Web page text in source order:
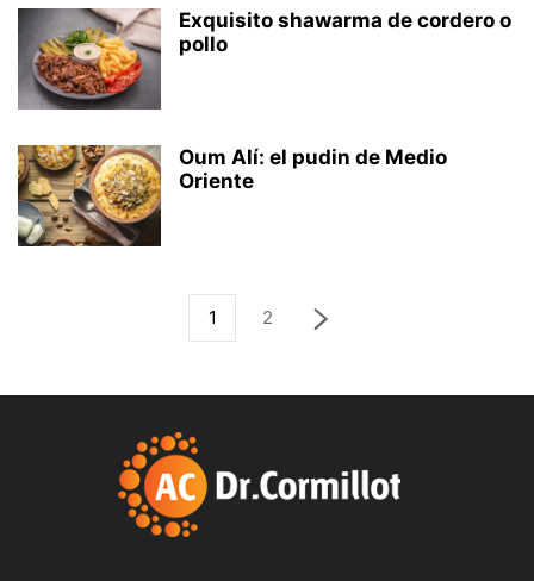
Exquisito shawarma de cordero o
pollo
Oum Alí: el pudin de Medio
Oriente
1 2